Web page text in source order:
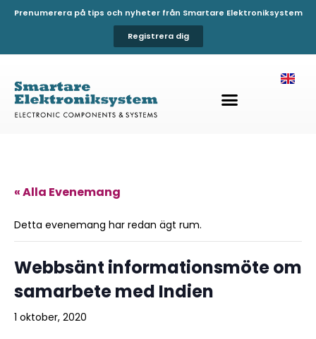
Prenumerera på tips och nyheter från Smartare Elektroniksystem
Registrera dig
« Alla Evenemang
Detta evenemang har redan ägt rum.
Webbsänt informationsmöte om
samarbete med Indien
1 oktober, 2020